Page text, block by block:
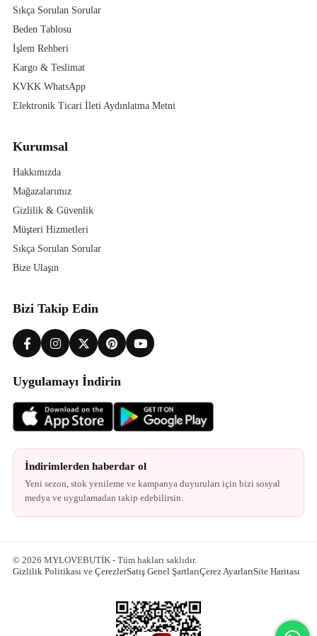
Sıkça Sorulan Sorular
Beden Tablosu
İşlem Rehberi
Kargo & Teslimat
KVKK WhatsApp
Elektronik Ticari İleti Aydınlatma Metni
Kurumsal
Hakkımızda
Mağazalarımız
Gizlilik & Güvenlik
Müşteri Hizmetleri
Sıkça Sorulan Sorular
Bize Ulaşın
Bizi Takip Edin
Uygulamayı İndirin
İndirimlerden haberdar ol
Yeni sezon, stok yenileme ve kampanya duyuruları için bizi sosyal
medya ve uygulamadan takip edebilirsin.
© 2026 MYLOVEBUTİK - Tüm hakları saklıdır.
Gizlilik Politikası ve ÇerezlerSatış Genel ŞartlarıÇerez AyarlarıSite Haritası